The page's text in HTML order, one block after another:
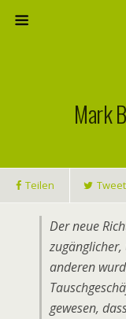
Mark
Teilen Tweet
Der neue
anderen
gewesen,